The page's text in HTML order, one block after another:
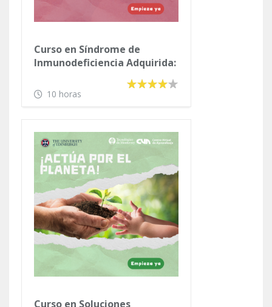
Curso en Síndrome de
Inmunodeficiencia Adquirida:
Aspectos Médicos y Sociales
10 horas
Curso en Soluciones